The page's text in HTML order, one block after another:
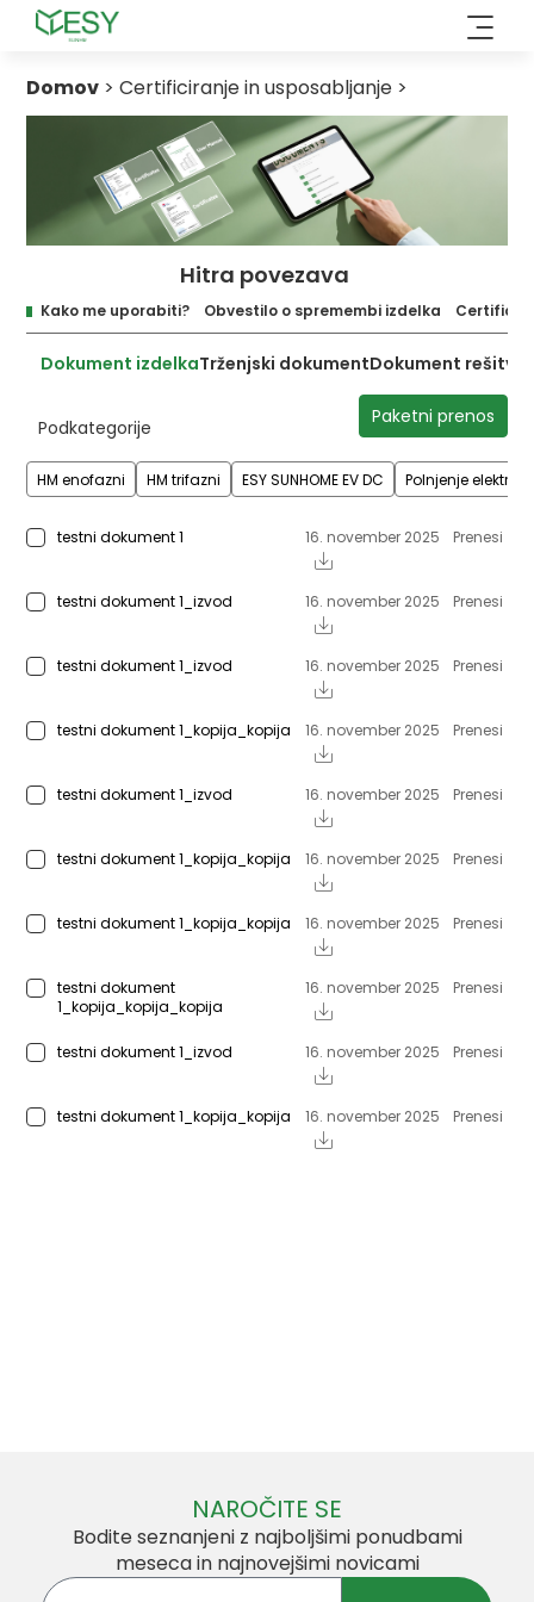
Preskoči
Domov > Certificiranje in usposabljanje >
Hitra povezava
Kako me uporabiti? Obvestilo o spremembi izdelka
Dokument izdelkaTrženjski dokumentDokument rešitve
Podkategorije Paketni prenos
HM enofazni HM trifazni ESY SUNHOME EV DC Polnjenje
testni dokument 1 16. november 2025 Prenesi
testni dokument 1_izvod 16. november 2025 Prenesi
testni dokument 1_izvod 16. november 2025 Prenesi
testni dokument 1_kopija_kopija 16. november 2025 Prenesi
testni dokument 1_izvod 16. november 2025 Prenesi
testni dokument 1_kopija_kopija 16. november 2025 Prenesi
testni dokument 1_kopija_kopija 16. november 2025 Prenesi
testni dokument
1_kopija_kopija_kopija
16. november 2025 Prenesi
testni dokument 1_izvod 16. november 2025 Prenesi
testni dokument 1_kopija_kopija 16. november 2025 Prenesi
NAROČITE SE
Bodite seznanjeni z najboljšimi ponudbami
meseca in najnovejšimi novicami
Vnesite